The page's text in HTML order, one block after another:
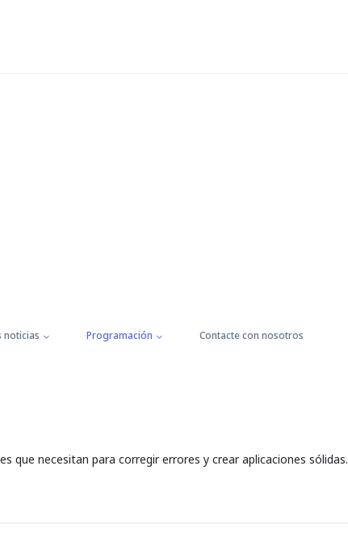
noticias Programación Contacte con nosotros
que necesitan para corregir errores y crear aplicaciones sólidas.